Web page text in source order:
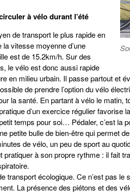
à vélo durant l’été
de transport le plus rapide en
la vitesse moyenne d’une
est de 15.2km/h. Sur des
le vélo est donc aussi rapide
en milieu urbain. Il passe partout et
de prendre l’option du vélo
la santé. En partant à vélo le
d’un exercice régulier favorise
temps pour soi… Pédaler, c’est la
petite bulle de bien-être qui permet
de vélo, un peu de sport au
pratiquer à son propre rythme : il fait
transport écologique. Ce n’est pas
La présence des piétons et des